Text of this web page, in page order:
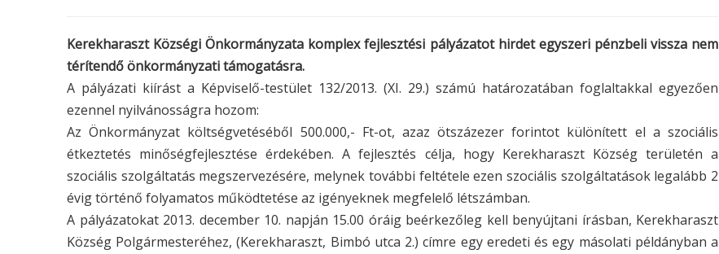
Kerekharaszt Községi Önkormányzata komplex fejlesztési pályázatot hirdet egyszeri pénzbeli vissza nem
térítendő önkormányzati támogatásra.
A pályázati kiírást a Képviselő-testület 132/2013. (XI. 29.) számú határozatában foglaltakkal egyezően
ezennel nyilvánosságra hozom:
Az Önkormányzat költségvetéséből 500.000,- Ft-ot, azaz ötszázezer forintot különített el a szociális
étkeztetés minőségfejlesztése érdekében. A fejlesztés célja, hogy Kerekharaszt Község területén a
szociális szolgáltatás megszervezésére, melynek további feltétele ezen szociális szolgáltatások legalább 2
évig történő folyamatos működtetése az igényeknek megfelelő létszámban.
A pályázatokat 2013. december 10. napján 15.00 óráig beérkezőleg kell benyújtani írásban, Kerekharaszt
Község Polgármesteréhez, (Kerekharaszt, Bimbó utca 2.) címre egy eredeti és egy másolati példányban a